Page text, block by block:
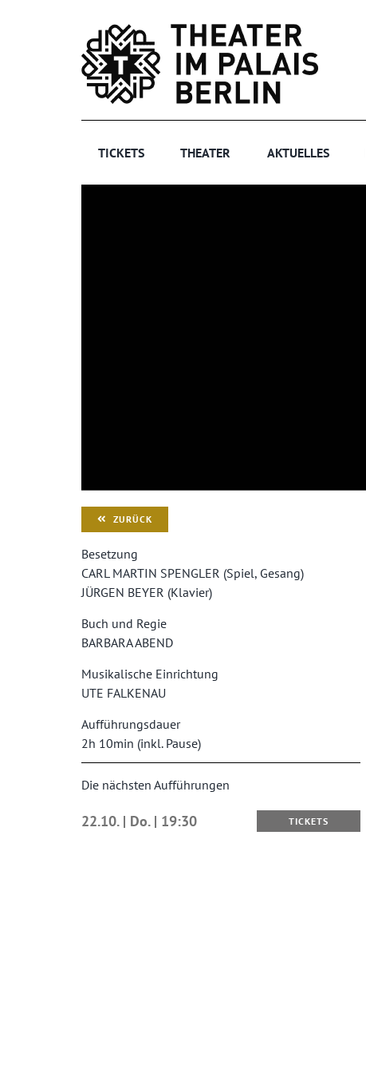
TICKETS THEATER AKTUELLES
ZURÜCK
Besetzung
CARL MARTIN SPENGLER (Spiel, Gesang)
JÜRGEN BEYER (Klavier)
Buch und Regie
BARBARA ABEND
Musikalische Einrichtung
UTE FALKENAU
Aufführungsdauer
2h 10min (inkl. Pause)
Die nächsten Aufführungen
22.10. | Do. | 19:30 TICKETS